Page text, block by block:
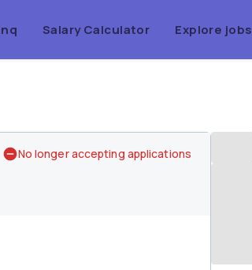
Salary Calculator Explore jobs
No longer accepting applications